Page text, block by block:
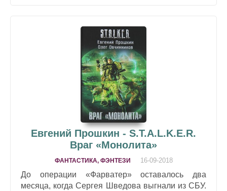
Евгений Прошкин - S.T.A.L.K.E.R.
Враг «Монолита»
ФАНТАСТИКА, ФЭНТЕЗИ 16-09-2018
До операции «Фарватер» оставалось два
месяца, когда Сергея Шведова выгнали из СБУ.